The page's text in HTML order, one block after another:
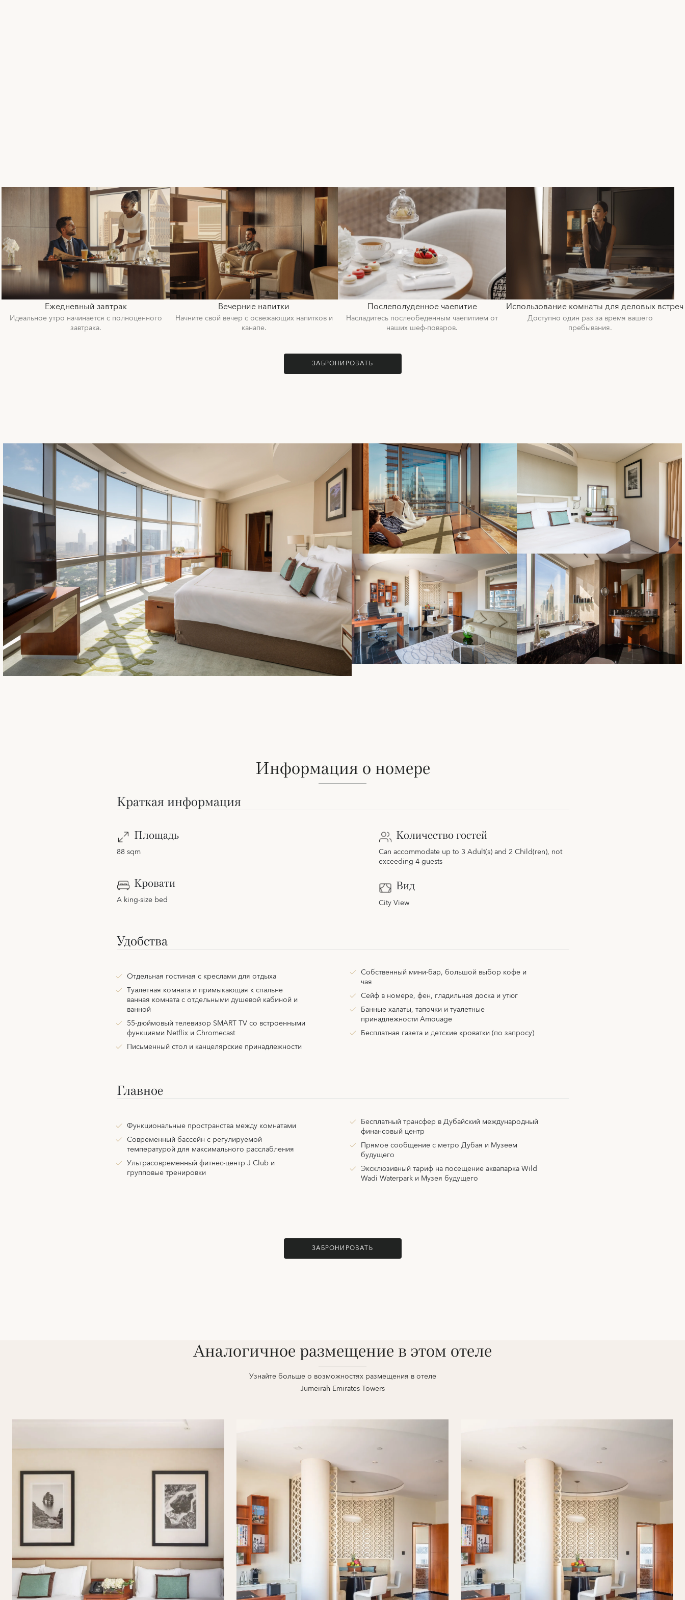
Ежедневный завтрак
Идеальное утро начинается с полноценного
завтрака.
Вечерние напитки
Начните свой вечер с освежающих напитков и
канапе.
Послеполуденное чаепитие
Насладитесь послеобеденным чаепитием от
наших шеф-поваров.
Использование комнаты для деловых встреч
Доступно один раз за время вашего
пребывания.
ЗАБРОНИРОВАТЬ
Информация о номере
Краткая информация
Площадь
88 sqm
Кровати
A king-size bed
Количество гостей
Can accommodate up to 3 Adult(s) and 2 Child(ren), not
exceeding 4 guests
Вид
City View
Удобства
Отдельная гостиная с креслами для отдыха
Туалетная комната и примыкающая к спальне
ванная комната с отдельными душевой кабиной и
ванной
55-дюймовый телевизор SMART TV со встроенными
функциями Netflix и Chromecast
Письменный стол и канцелярские принадлежности
Собственный мини-бар, большой выбор кофе и
чая
Сейф в номере, фен, гладильная доска и утюг
Банные халаты, тапочки и туалетные
принадлежности Amouage
Бесплатная газета и детские кроватки (по запросу)
Главное
Функциональные пространства между комнатами
Современный бассейн с регулируемой
температурой для максимального расслабления
Ультрасовременный фитнес-центр J Club и
групповые тренировки
Бесплатный трансфер в Дубайский международный
финансовый центр
Прямое сообщение с метро Дубая и Музеем
будущего
Эксклюзивный тариф на посещение аквапарка Wild
Wadi Waterpark и Музея будущего
ЗАБРОНИРОВАТЬ
Аналогичное размещение в этом отеле
Узнайте больше о возможностях размещения в отеле
Jumeirah Emirates Towers